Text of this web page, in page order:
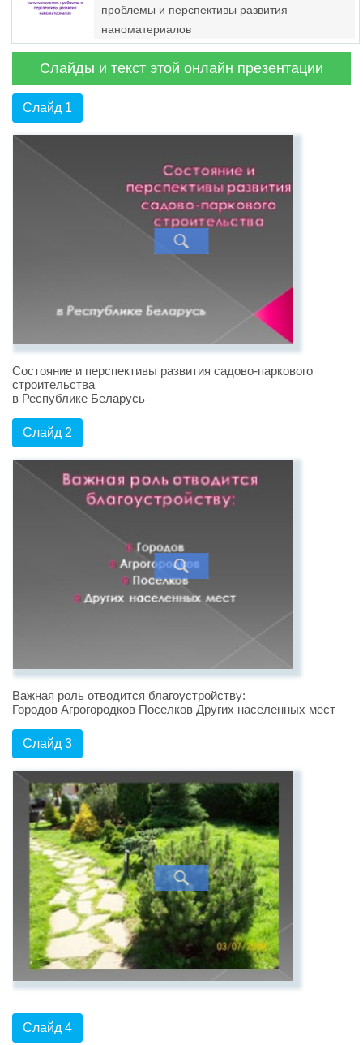
проблемы и перспективы развития
наноматериалов
Слайды и текст этой онлайн презентации
Слайд 1
Состояние и перспективы развития садово-паркового
строительства
в Республике Беларусь
Слайд 2
Важная роль отводится благоустройству:
Городов Агрогородков Поселков Других населенных мест
Слайд 3
Слайд 4